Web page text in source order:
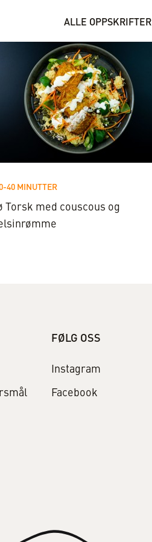
ALLE OPPSKRIFTER
40 MINUTTER
Torsk med couscous og
FØLG OSS
Instagram
Facebook